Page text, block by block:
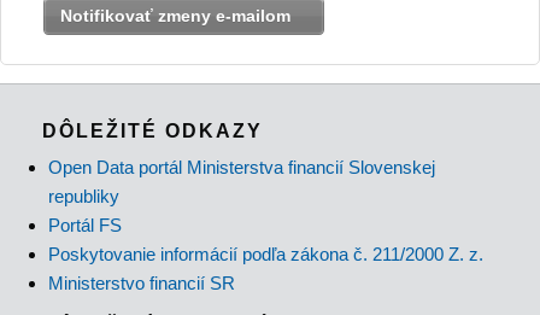
Notifikovať zmeny e-mailom
DÔLEŽITÉ ODKAZY
Open Data portál Ministerstva financií Slovenskej
republiky
Portál FS
Poskytovanie informácií podľa zákona č. 211/2000 Z. z.
Ministerstvo financií SR